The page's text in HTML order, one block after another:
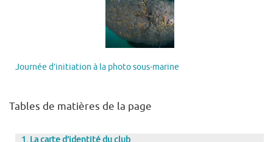
Journée d’initiation à la photo sous-marine
Tables de matières de la page